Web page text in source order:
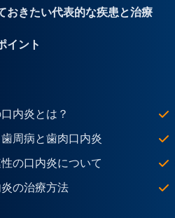
おきたい代表的な疾患と治療
イント
内炎とは？
周病と歯肉口内炎
の口内炎について
の治療方法